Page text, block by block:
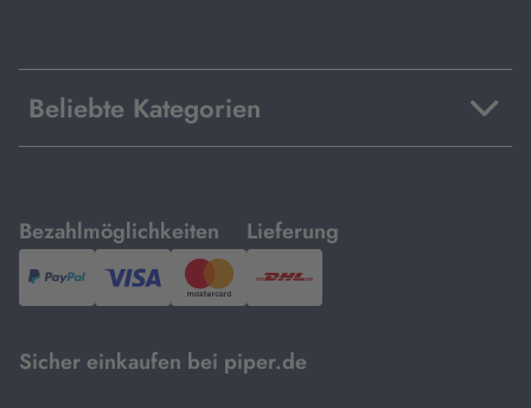
Beliebte Kategorien
Bezahlmöglichkeiten
mit
PayPal,Visa
und
Lieferung
mit
DHL.
Sicher einkaufen bei piper.de